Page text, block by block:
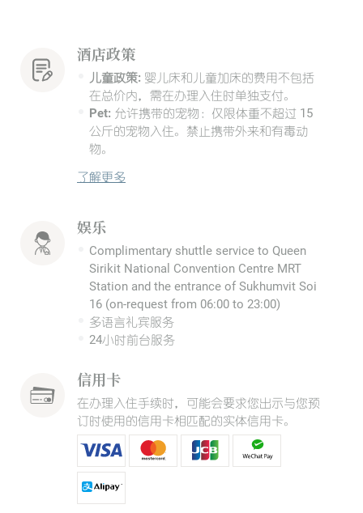
酒店政策
儿童政策: 婴儿床和儿童加床的费用不包括
在总价内，需在办理入住时单独支付。
Pet: 允许携带的宠物：仅限体重不超过 15
公斤的宠物入住。禁止携带外来和有毒动
物。
了解更多
娱乐
Complimentary shuttle service to Queen
Sirikit National Convention Centre MRT
Station and the entrance of Sukhumvit Soi
16 (on-request from 06:00 to 23:00)
多语言礼宾服务
24小时前台服务
信用卡
在办理入住手续时，可能会要求您出示与您预
订时使用的信用卡相匹配的实体信用卡。